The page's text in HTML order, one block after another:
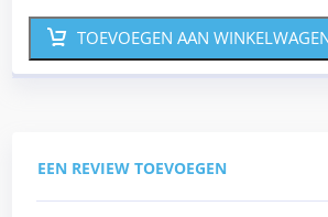
TOEVOEGEN AAN
EEN REVIEW TOEVOEGEN